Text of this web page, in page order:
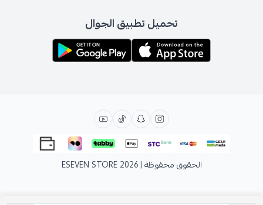
تحميل تطبيق الجوال
الحقوق محفوظة | 2026 ESEVEN STORE